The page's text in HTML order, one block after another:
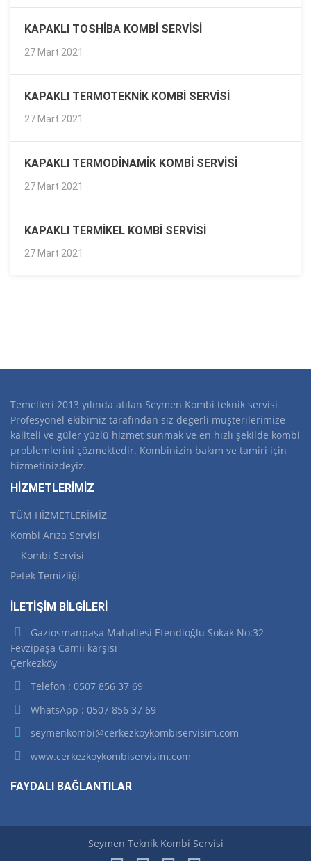
KAPAKLI TOSHIBA KOMBI SERVISI
27 Mart 2021
KAPAKLI TERMOTEKNIK KOMBI SERVISI
27 Mart 2021
KAPAKLI TERMODINAMIK KOMBI SERVISI
27 Mart 2021
KAPAKLI TERMIKEL KOMBI SERVISI
27 Mart 2021
Temelleri 2013 yılında atılan Seymen Kombi teknik servisi
Profesyonel ekibimiz tarafından siz değerli müşterilerimize
kaliteli ve güler yüzlü hizmet sunmak ve en hızlı şekilde kombi
problemlerini çözmektedir. Kombinizin bakım ve tamiri için
hizmetinizdeyiz.
HİZMETLERİMİZ
TÜM HİZMETLERİMİZ
Kombi Arıza Servisi
Kombi Servisi
Petek Temizliği
İLETİŞİM BİLGİLERİ
Gaziosmanpaşa Mahallesi Efendioğlu Sokak No:32
Fevzipaşa Camii karşısı
Çerkezköy
Telefon : 0507 856 37 69
WhatsApp : 0507 856 37 69
seymenkombi@cerkezkoykombiservisim.com
www.cerkezkoykombiservisim.com
FAYDALI BAĞLANTILAR
Seymen Teknik Kombi Servisi